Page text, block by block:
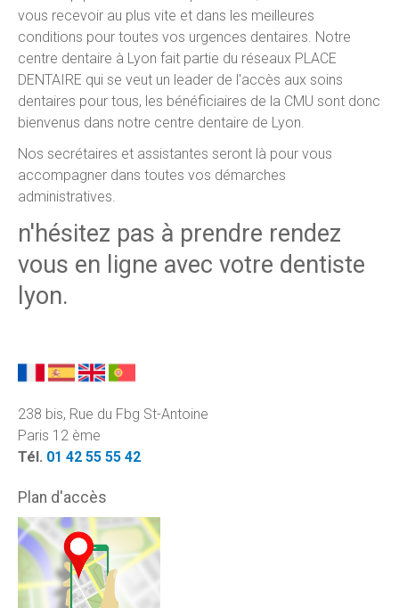
vous recevoir au plus vite et dans les meilleures
conditions pour toutes vos urgences dentaires. Notre
centre dentaire à Lyon fait partie du réseaux PLACE
DENTAIRE qui se veut un leader de l'accès aux soins
dentaires pour tous, les bénéficiaires de la CMU sont donc
bienvenus dans notre centre dentaire de Lyon.
Nos secrétaires et assistantes seront là pour vous
accompagner dans toutes vos démarches
administratives.
n'hésitez pas à prendre rendez
vous en ligne avec votre dentiste
lyon.
238 bis, Rue du Fbg St-Antoine
Paris 12 ème
Tél. 01 42 55 55 42
Plan d'accès